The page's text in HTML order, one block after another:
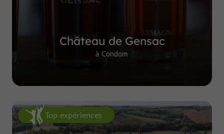
Château de Gensac
à Condom
Top expériences